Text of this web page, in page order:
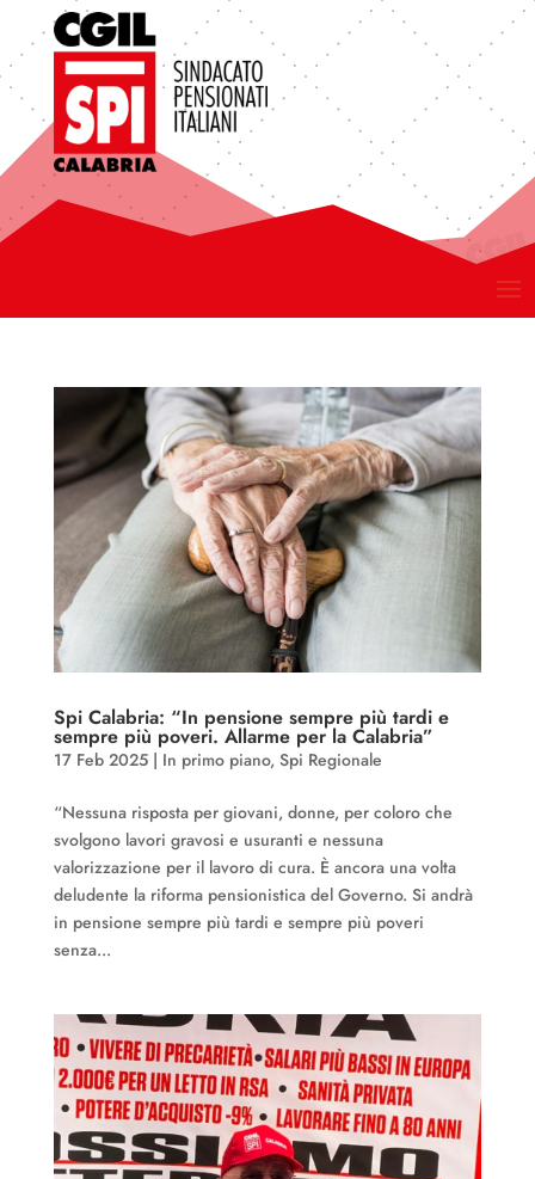
Spi Calabria: “In pensione sempre più tardi e
sempre più poveri. Allarme per la Calabria”
17 Feb 2025| In primo piano, Spi Regionale
“Nessuna risposta per giovani, donne, per coloro che
svolgono lavori gravosi e usuranti e nessuna
valorizzazione per il lavoro di cura. È ancora una volta
deludente la riforma pensionistica del Governo. Si andrà
in pensione sempre più tardi e sempre più poveri
senza...